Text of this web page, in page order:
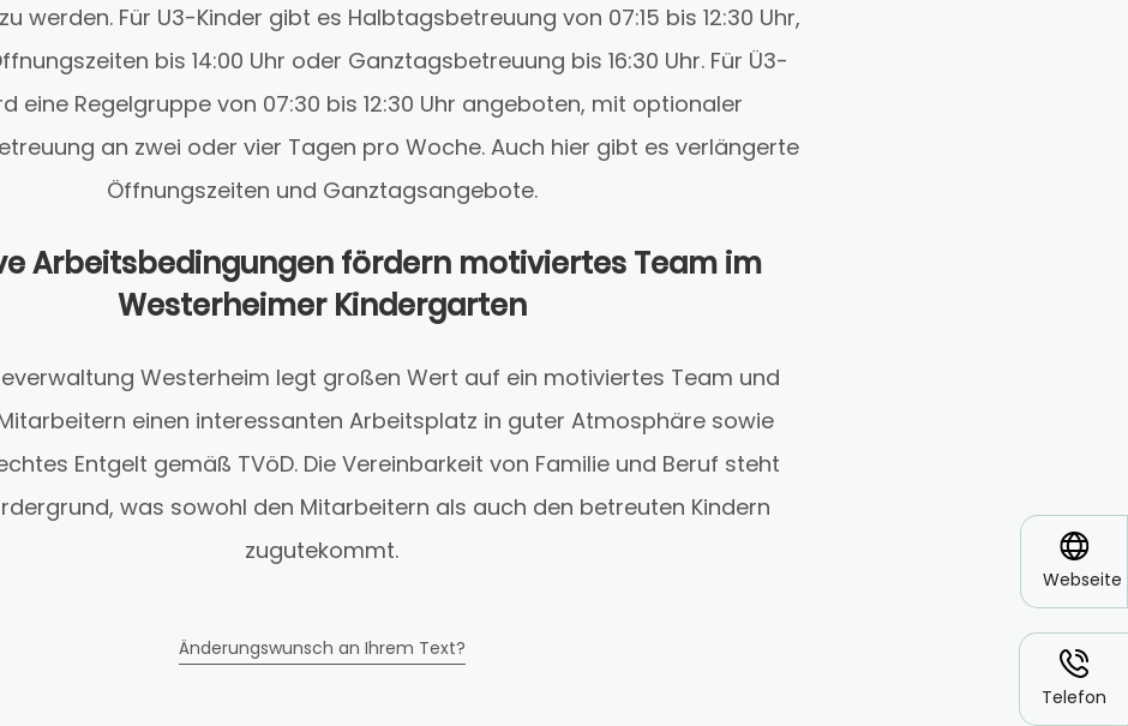
Webseite
Telefon
werden. Für U3-Kinder gibt es Halbtagsbetreuung von 07:15 bis 12:30 Uhr,
bis 14:00 Uhr oder Ganztagsbetreuung bis 16:30 Uhr. Für Ü3-
eine Regelgruppe von 07:30 bis 12:30 Uhr angeboten, mit optionaler
an zwei oder vier Tagen pro Woche. Auch hier gibt es verlängerte
Öffnungszeiten und Ganztagsangebote.
Arbeitsbedingungen fördern motiviertes Team im
Westerheimer Kindergarten
Westerheim legt großen Wert auf ein motiviertes Team und
einen interessanten Arbeitsplatz in guter Atmosphäre sowie
Entgelt gemäß TVöD. Die Vereinbarkeit von Familie und Beruf steht
was sowohl den Mitarbeitern als auch den betreuten Kindern
zugutekommt.
Änderungswunsch an Ihrem Text?